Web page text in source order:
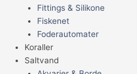
Fittings & Silikone
Fiskenet
Foderautomater
Koraller
Saltvand